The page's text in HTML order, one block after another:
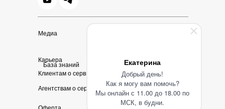
Екатерина
Добрый день!
Как я могу вам помочь?
Мы онлайн с 11.00 до 18.00 по
МСК, в будни.
Медиа
Карьера
База знаний
Клиентам о сервисе
Агентствам о сервисе